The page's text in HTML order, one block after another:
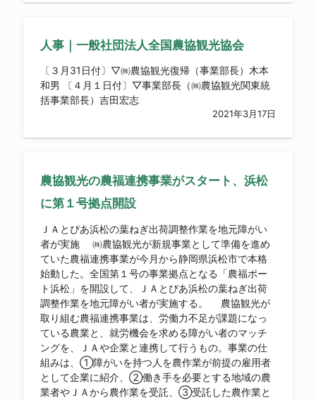
人事｜一般社団法人全国農協観光協会
〔３月31日付〕▽㈱農協観光復帰（事業部長）木本
和男 〔４月１日付〕▽事業部長（㈱農協観光関東統
括事業部長）吉田宏志
2021年3月17日
農協観光の農福連携事業がスタート、浜松
に第１号拠点開設
ＪＡとぴあ浜松の葉ねぎ出荷調整作業を地元障がい
者が実施 ㈱農協観光が新規事業として準備を進め
ていた農福連携事業が今月から静岡県浜松市で本格
始動した。全国第１号の事業拠点となる「農福ポー
ト浜松」を開設して、ＪＡとぴあ浜松の葉ねぎ出荷
調整作業を地元障がい者が実施する。 農協観光が
取り組む農福連携事業は、労働力不足が課題になっ
ている農業と、就労機会を求める障がい者のマッチ
ングを、ＪＡや企業と連携して行うもの。事業の仕
組みは、①障がいを持つ人を農作業が前提の雇用者
として企業に紹介、②働き手を必要とする地域の農
業者やＪＡから農作業を受託、③受託した農作業と